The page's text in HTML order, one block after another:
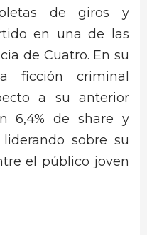
de giros y
en una de las
de Cuatro. En su
ficción criminal
a su anterior
6,4% de share y
liderando sobre su
el público joven